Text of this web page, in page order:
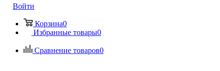
Войти
Корзина0
Избранные товары0
Сравнение товаров0